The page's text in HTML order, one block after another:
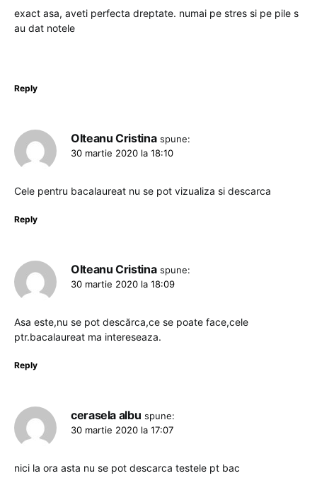
exact asa, aveti perfecta dreptate. numai pe stres si pe pile s
au dat notele
Reply
Olteanu Cristina spune:
30 martie 2020 la 18:10
Cele pentru bacalaureat nu se pot vizualiza si descarca
Reply
Olteanu Cristina spune:
30 martie 2020 la 18:09
Asa este,nu se pot descărca,ce se poate face,cele
ptr.bacalaureat ma intereseaza.
Reply
cerasela albu spune:
30 martie 2020 la 17:07
nici la ora asta nu se pot descarca testele pt bac